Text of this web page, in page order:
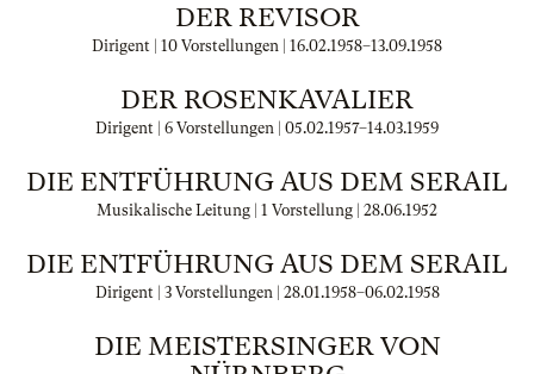
DER REVISOR
Dirigent | 10 Vorstellungen | 16.02.1958–13.09.1958
DER ROSENKAVALIER
Dirigent | 6 Vorstellungen | 05.02.1957–14.03.1959
DIE ENTFÜHRUNG AUS DEM SERAIL
Musikalische Leitung | 1 Vorstellung | 28.06.1952
DIE ENTFÜHRUNG AUS DEM SERAIL
Dirigent | 3 Vorstellungen | 28.01.1958–06.02.1958
DIE MEISTERSINGER VON